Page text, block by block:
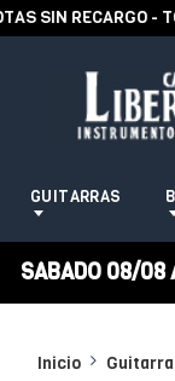
RECARGO -
GUITARRAS
SABADO 08/
Inicio